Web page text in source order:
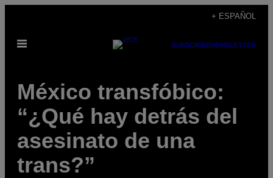
contenido
+ ESPAÑOL
Abrir
SUBSCRIBENEWSLETTER
México transfóbico:
“¿Qué hay detrás del
asesinato de una
trans?”